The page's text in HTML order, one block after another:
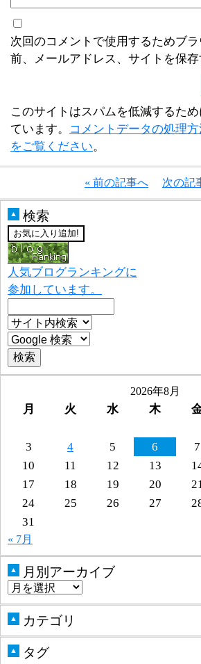
次回のコメントで使用するためブ
前、メールアドレス、サイトを保存
このサイトはスパムを低減するた
ています。
コメントデータの処理
をご覧ください。
« 前の記事へ 次の記
▲ 検索
人気ブログランキングに
参加しています。
2026年8月
月 火 水 木
3
4 5 6 7
10
11 12 13
17
18 19 20 21
24
25 26 27
31
« 7月
▲ 月別アーカイブ
▲ カテゴリ
▲ タグ